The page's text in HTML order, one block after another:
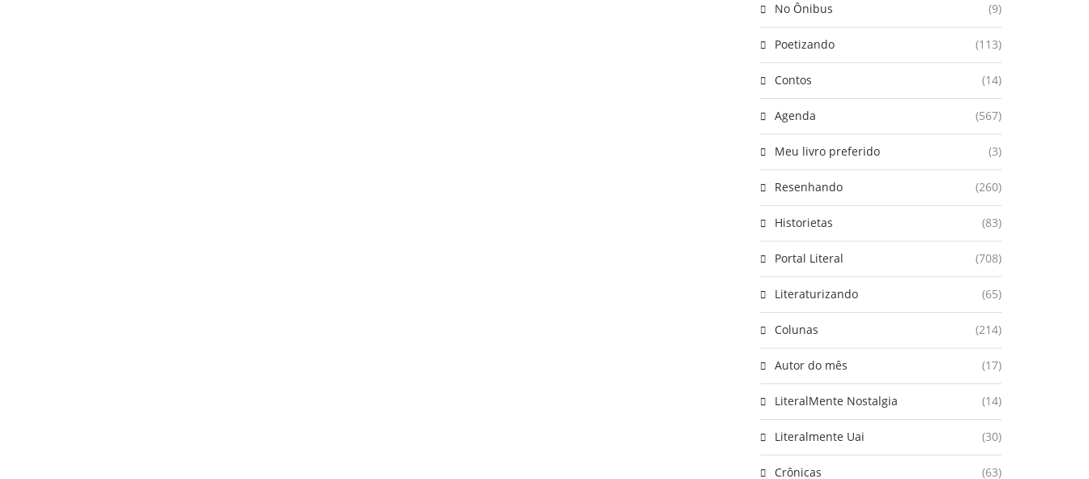
No Ônibus (9)
Poetizando (113)
Contos (14)
Agenda (567)
Meu livro preferido (3)
Resenhando (260)
Historietas (83)
Portal Literal (708)
Literaturizando (65)
Colunas (214)
Autor do mês (17)
LiteralMente Nostalgia (14)
Literalmente Uai (30)
Crônicas (63)